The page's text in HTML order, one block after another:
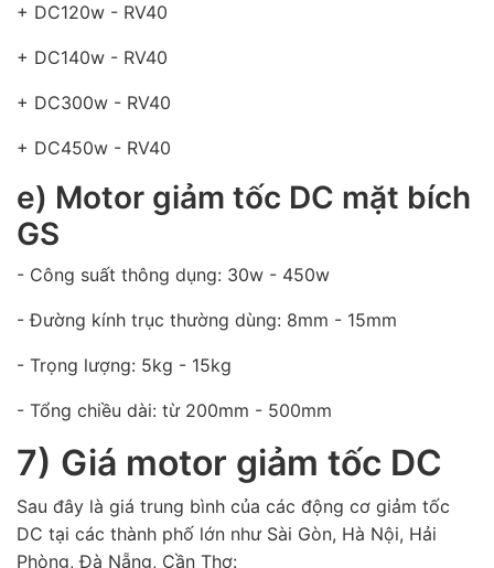
+ DC120w - RV40
+ DC140w - RV40
+ DC300w - RV40
+ DC450w - RV40
e) Motor giảm tốc DC mặt bích
GS
- Công suất thông dụng: 30w - 450w
- Đường kính trục thường dùng: 8mm - 15mm
- Trọng lượng: 5kg - 15kg
- Tổng chiều dài: từ 200mm - 500mm
7) Giá motor giảm tốc DC
Sau đây là giá trung bình của các động cơ giảm tốc
DC tại các thành phố lớn như Sài Gòn, Hà Nội, Hải
Phòng, Đà Nẵng, Cần Thơ: